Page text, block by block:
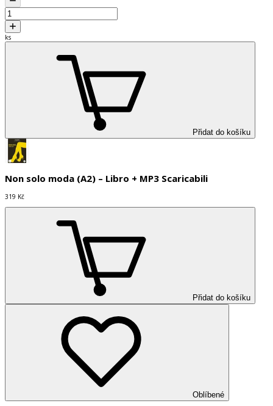
ks
Přidat do košíku
Non solo moda (A2) – Libro + MP3 Scaricabili
319 Kč
Přidat do košíku
Oblíbené